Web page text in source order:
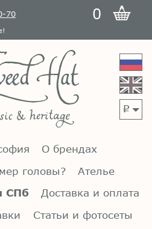
70 0
p
О брендах
головы?
Ателье
СПб
Доставка и оплата
Статьи и фотосеты